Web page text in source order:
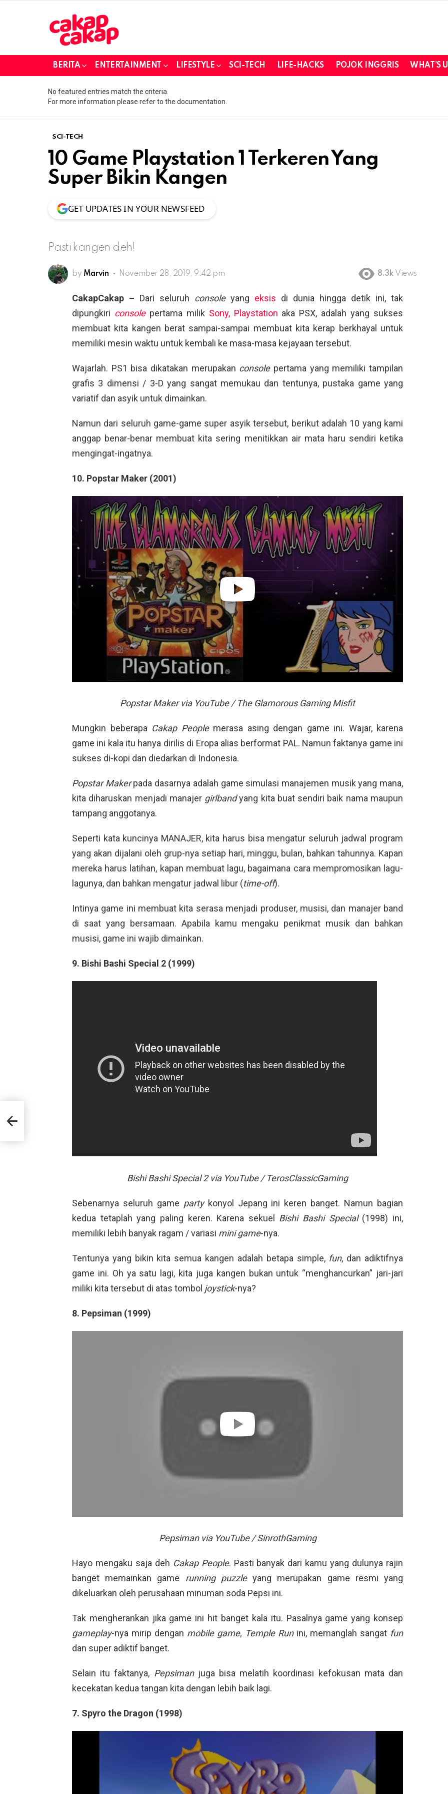
BERITA ENTERTAINMENT LIFESTYLE SCI-TECH LIFE-HACKS POJOK INGGRIS WHAT’S
No featured entries match the criteria.
For more information please refer to the documentation.
SCI-TECH
10 Game Playstation 1 Terkeren Yang
Super Bikin Kangen
GET UPDATES IN YOUR NEWSFEED
Pasti kangen deh!
by Marvin November 28, 2019, 9:42 pm 8.3k Views
CakapCakap – Dari seluruh console yang eksis di dunia hingga detik ini, tak
dipungkiri console pertama milik Sony, Playstation aka PSX, adalah yang sukses
membuat kita kangen berat sampai-sampai membuat kita kerap berkhayal untuk
memiliki mesin waktu untuk kembali ke masa-masa kejayaan tersebut.
Wajarlah. PS1 bisa dikatakan merupakan console pertama yang memiliki tampilan
grafis 3 dimensi / 3-D yang sangat memukau dan tentunya, pustaka game yang
variatif dan asyik untuk dimainkan.
Namun dari seluruh game-game super asyik tersebut, berikut adalah 10 yang kami
anggap benar-benar membuat kita sering menitikkan air mata haru sendiri ketika
mengingat-ingatnya.
10. Popstar Maker (2001)
Popstar Maker via YouTube / The Glamorous Gaming Misfit
Mungkin beberapa Cakap People merasa asing dengan game ini. Wajar, karena
game ini kala itu hanya dirilis di Eropa alias berformat PAL. Namun faktanya game ini
sukses di-kopi dan diedarkan di Indonesia.
Popstar Makerpada dasarnya adalah game simulasi manajemen musik yang mana,
kita diharuskan menjadi manajer girlbandyang kita buat sendiri baik nama maupun
tampang anggotanya.
Seperti kata kuncinya MANAJER, kita harus bisa mengatur seluruh jadwal program
yang akan dijalani oleh grup-nya setiap hari, minggu, bulan, bahkan tahunnya. Kapan
mereka harus latihan, kapan membuat lagu, bagaimana cara mempromosikan lagu-
lagunya, dan bahkan mengatur jadwal libur (time-off).
Intinya game ini membuat kita serasa menjadi produser, musisi, dan manajer band
di saat yang bersamaan. Apabila kamu mengaku penikmat musik dan bahkan
musisi, game ini wajib dimainkan.
9. Bishi Bashi Special 2 (1999)
Bishi Bashi Special 2 via YouTube / TerosClassicGaming
Sebenarnya seluruh game party konyol Jepang ini keren banget. Namun bagian
kedua tetaplah yang paling keren. Karena sekuel Bishi Bashi Special (1998) ini,
memiliki lebih banyak ragam / variasi mini game-nya.
Tentunya yang bikin kita semua kangen adalah betapa simple, fun, dan adiktifnya
game ini. Oh ya satu lagi, kita juga kangen bukan untuk “menghancurkan” jari-jari
miliki kita tersebut di atas tombol joystick-nya?
8. Pepsiman (1999)
Pepsiman via YouTube / SinrothGaming
Hayo mengaku saja deh Cakap People. Pasti banyak dari kamu yang dulunya rajin
banget memainkan game running puzzleyang merupakan game resmi yang
dikeluarkan oleh perusahaan minuman soda Pepsi ini.
Tak mengherankan jika game ini hit banget kala itu. Pasalnya game yang konsep
gameplay-nya mirip dengan mobile game, Temple Run ini, memanglah sangat fun
dan super adiktif banget.
Selain itu faktanya, Pepsiman juga bisa melatih koordinasi kefokusan mata dan
kecekatan kedua tangan kita dengan lebih baik lagi.
7. Spyro the Dragon (1998)